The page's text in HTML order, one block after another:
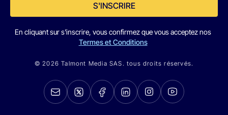
S'INSCRIRE
En cliquant sur s'inscrire, vous confirmez que vous acceptez nos
Termes et Conditions
© 2026 Talmont Media SAS. tous droits réservés.